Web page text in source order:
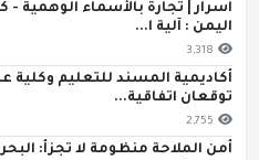
اسرار | تجارة بالأسماء
اليمن : آلية ا...
3,318
أكاديمية المسند للتعليم وكلية
توقعان اتفاقية...
2,755
أمن الملاحة منظومة لا تجزأ: